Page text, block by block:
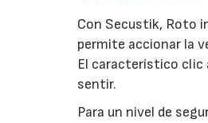
Con Secustik, Roto
permite accionar la
El característico clic
sentir.
Para un nivel de